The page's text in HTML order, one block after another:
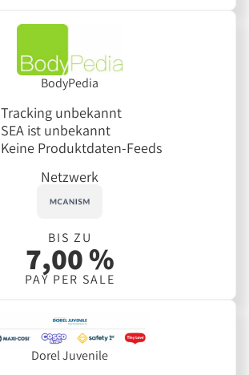
BodyPedia
Tracking unbekannt
SEA ist unbekannt
Keine Produktdaten-Feeds
Netzwerk
BIS ZU
7,00 %
PAY PER SALE
Dorel Juvenile